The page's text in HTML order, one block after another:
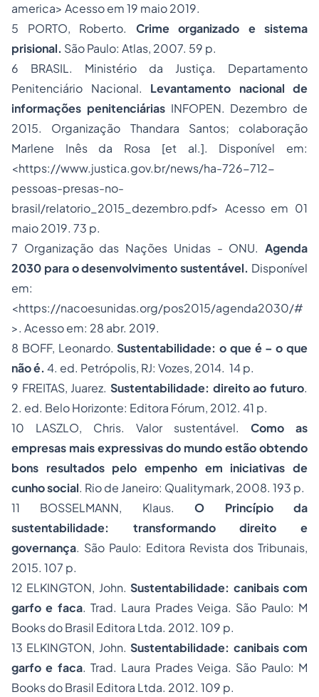
america> Acesso em 19 maio 2019.
5 PORTO, Roberto. Crime organizado e sistema
prisional. São Paulo: Atlas, 2007. 59 p.
6 BRASIL. Ministério da Justiça. Departamento
Penitenciário Nacional. Levantamento nacional de
informações penitenciárias INFOPEN. Dezembro de
2015. Organização Thandara Santos; colaboração
Marlene Inês da Rosa [et al.]. Disponível em:
<https://www.justica.gov.br/news/ha-726-712-
pessoas-presas-no-
brasil/relatorio_2015_dezembro.pdf> Acesso em 01
maio 2019. 73 p.
7 Organização das Nações Unidas - ONU. Agenda
2030 para o desenvolvimento sustentável. Disponível
em:
<https://nacoesunidas.org/pos2015/agenda2030/#
>. Acesso em: 28 abr. 2019.
8 BOFF, Leonardo.Sustentabilidade: o que é – o que
não é. 4. ed. Petrópolis, RJ: Vozes, 2014. 14 p.
9 FREITAS, Juarez. Sustentabilidade: direito ao futuro.
2. ed. Belo Horizonte: Editora Fórum, 2012. 41 p.
10 LASZLO, Chris. Valor sustentável. Como as
empresas mais expressivas do mundo estão obtendo
bons resultados pelo empenho em iniciativas de
cunho social. Rio de Janeiro: Qualitymark, 2008. 193 p.
11 BOSSELMANN, Klaus.O Princípio da
sustentabilidade: transformando direito e
governança. São Paulo: Editora Revista dos Tribunais,
2015. 107 p.
12 ELKINGTON, John.Sustentabilidade: canibais com
garfo e faca. Trad. Laura Prades Veiga. São Paulo: M
Books do Brasil Editora Ltda. 2012. 109 p.
13 ELKINGTON, John.Sustentabilidade: canibais com
garfo e faca. Trad. Laura Prades Veiga. São Paulo: M
Books do Brasil Editora Ltda. 2012. 109 p.